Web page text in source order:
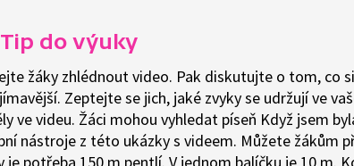
Tip do výuky
žáky zhlédnout video. Pak diskutujte o tom, co
Zeptejte se jich, jaké zvyky se udržují ve
ve videu. Žáci mohou vyhledat píseň Když jsem
nástroje z této ukázky s videem. Můžete žákům